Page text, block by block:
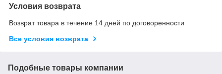
Условия возврата
Возврат товара в течение 14 дней по договоренности
Все условия возврата
Подобные товары компании